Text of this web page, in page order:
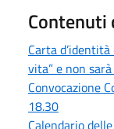
Carta
vita” e non
Convocazione
18.30
Calendario